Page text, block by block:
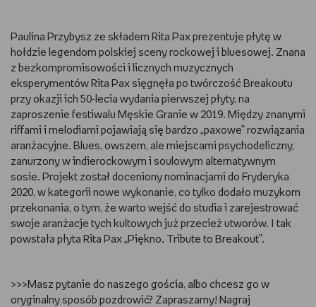
TRENUJĘ
WYWIADY
WSZYSTKO O LEGO
Paulina Przybysz ze składem Rita Pax prezentuje płytę w
hołdzie legendom polskiej sceny rockowej i bluesowej. Znana
z bezkompromisowości i licznych muzycznych
eksperymentów Rita Pax sięgnęła po twórczość Breakoutu
przy okazji ich 50-lecia wydania pierwszej płyty, na
zaproszenie festiwalu Męskie Granie w 2019. Między znanymi
riffami i melodiami pojawiają się bardzo „paxowe” rozwiązania
aranżacyjne. Blues, owszem, ale miejscami psychodeliczny,
zanurzony w indierockowym i soulowym alternatywnym
sosie. Projekt został doceniony nominacjami do Fryderyka
2020, w kategorii nowe wykonanie, co tylko dodało muzykom
przekonania, o tym, że warto wejść do studia i zarejestrować
swoje aranżacje tych kultowych już przecież utworów. I tak
powstała płyta Rita Pax „Piękno. Tribute to Breakout”.
>>>Masz pytanie do naszego gościa, albo chcesz go w
oryginalny sposób pozdrowić? Zapraszamy! Nagraj